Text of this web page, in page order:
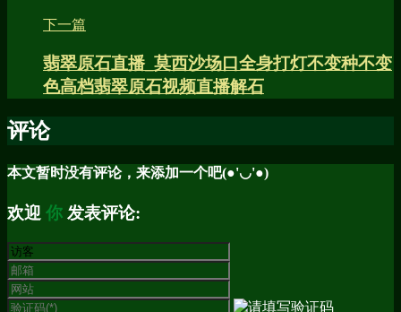
下一篇
翡翠原石直播_莫西沙场口全身打灯不变种不变
色高档翡翠原石视频直播解石
评论
本文暂时没有评论，来添加一个吧(●'◡'●)
欢迎 你 发表评论: